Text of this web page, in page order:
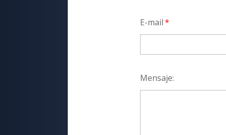
E-mail
Mensaje: